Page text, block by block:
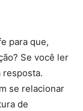
para que,
Se você ler
resposta.
se relacionar
de